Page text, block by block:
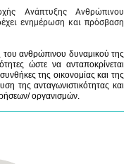
Ανάπτυξης Ανθρώπινου
ενημέρωση και πρόσβαση
του ανθρώπινου δυναμικού της
ώστε να ανταποκρίνεται
της οικονομίας και της
της ανταγωνιστικότητας και
οργανισμών.